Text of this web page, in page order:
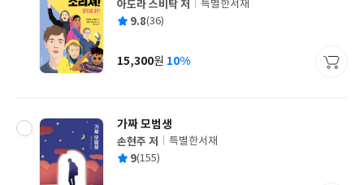
글
쓴
아도라 스비탁 저
출
사
특별한서재
평 9.8(36)
가
15,300원 10%
가짜 모범생
글
쓴
손현주 저
출
특별한서재
평 9(155)